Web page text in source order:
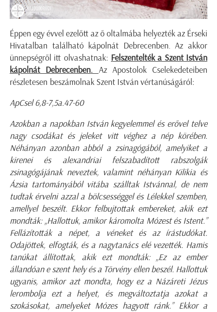
Éppen egy évvel ezelőtt az ő oltalmába helyezték az Érseki
Hivatalban található kápolnát Debrecenben. Az akkor
ünnepségről itt olvashatnak: Felszentelték a Szent István
kápolnát Debrecenben. Az Apostolok Cselekedeteiben
részletesen beszámolnak Szent István vértanúságáról:
ApCsel 6,8-7,5a.47-60
Azokban a napokban István kegyelemmel és erővel telve
nagy csodákat és jeleket vitt véghez a nép körében.
Néhányan azonban abból a zsinagógából, amelyiket a
kirenei és alexandriai felszabadított rabszolgák
zsinagógájának neveztek, valamint néhányan Kilikia és
Ázsia tartományából vitába szálltak Istvánnal, de nem
tudtak érvelni azzal a bölcsességgel és Lélekkel szemben,
amellyel beszélt. Ekkor felbujtottak embereket, akik ezt
mondták: „Hallottuk, amikor káromolta Mózest és Istent.”
Fellázították a népet, a véneket és az írástudókat.
Odajöttek, elfogták, és a nagytanács elé vezették. Hamis
tanúkat állítottak, akik ezt mondták: „Ez az ember
állandóan e szent hely és a Törvény ellen beszél. Hallottuk
ugyanis, amikor azt mondta, hogy ez a Názáreti Jézus
lerombolja ezt a helyet, és megváltoztatja azokat a
szokásokat, amelyeket Mózes hagyott ránk.” Ekkor a